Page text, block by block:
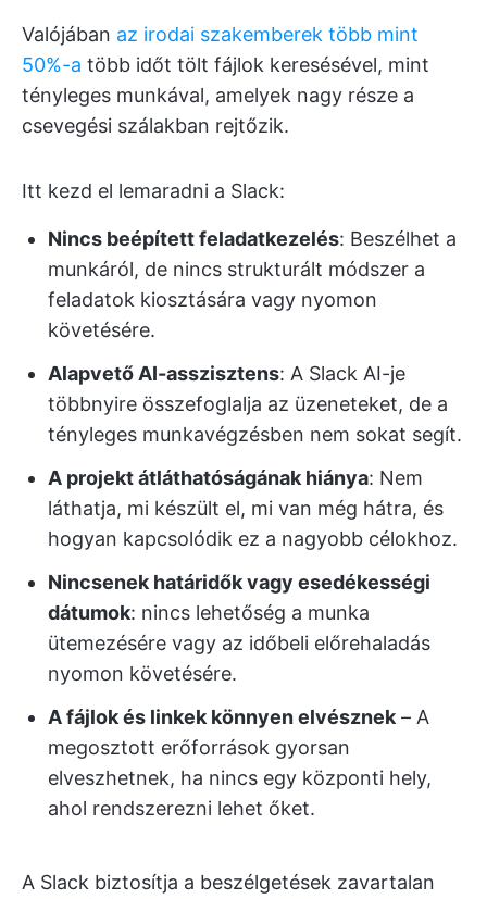
Valójában az irodai szakemberek több mint
50%-a több időt tölt fájlok keresésével, mint
tényleges munkával, amelyek nagy része a
csevegési szálakban rejtőzik.
Itt kezd el lemaradni a Slack:
Nincs beépített feladatkezelés: Beszélhet a
munkáról, de nincs strukturált módszer a
feladatok kiosztására vagy nyomon
követésére.
Alapvető AI-asszisztens: A Slack AI-je
többnyire összefoglalja az üzeneteket, de a
tényleges munkavégzésben nem sokat segít.
A projekt átláthatóságának hiánya: Nem
láthatja, mi készült el, mi van még hátra, és
hogyan kapcsolódik ez a nagyobb célokhoz.
Nincsenek határidők vagy esedékességi
dátumok: nincs lehetőség a munka
ütemezésére vagy az időbeli előrehaladás
nyomon követésére.
A fájlok és linkek könnyen elvésznek– A
megosztott erőforrások gyorsan
elveszhetnek, ha nincs egy központi hely,
ahol rendszerezni lehet őket.
A Slack biztosítja a beszélgetések zavartalan